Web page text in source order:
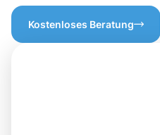
Kostenloses Beratung